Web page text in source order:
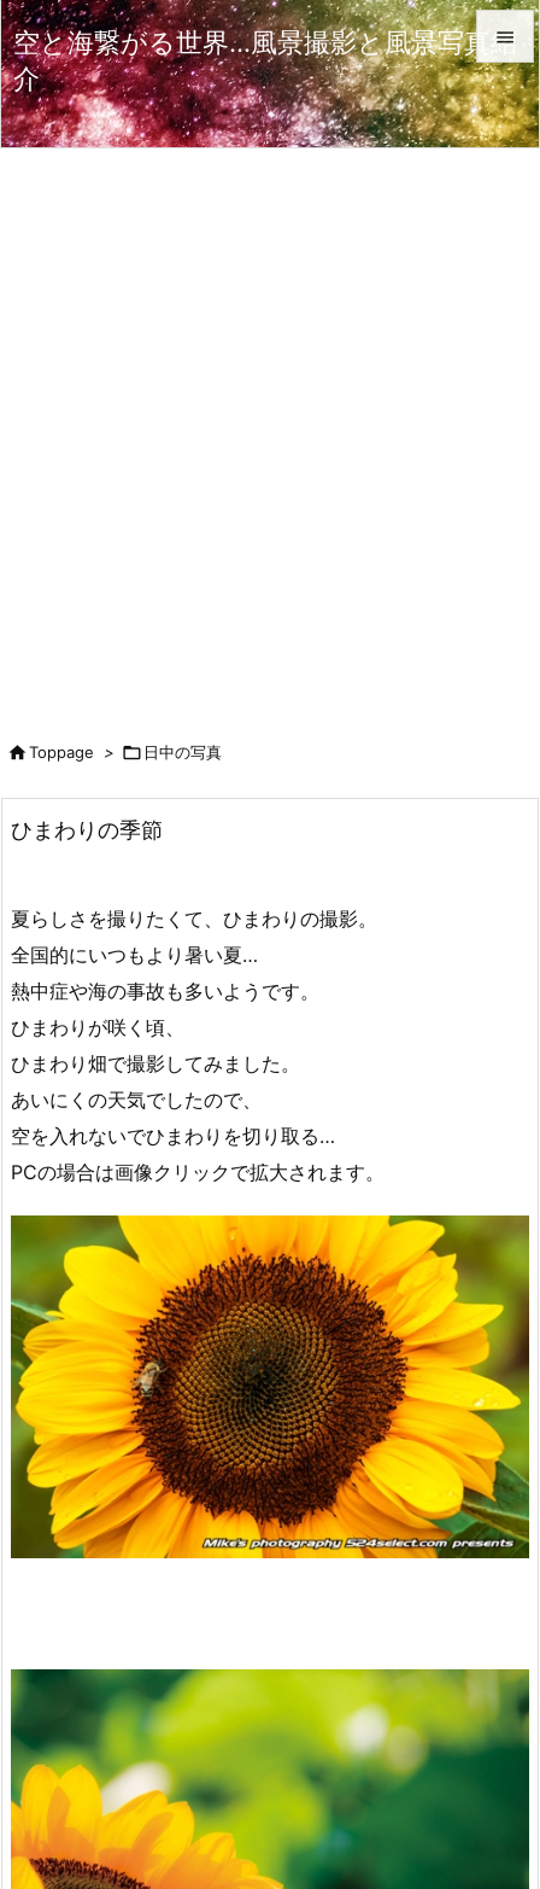
空と海繋がる世界…風景撮影と風景写真紹
介


メニュ

Toppage >  日中の写真
ひまわりの季節
夏らしさを撮りたくて、ひまわりの撮影。
全国的にいつもより暑い夏…
熱中症や海の事故も多いようです。
ひまわりが咲く頃、
ひまわり畑で撮影してみました。
あいにくの天気でしたので、
空を入れないでひまわりを切り取る…
PCの場合は画像クリックで拡大されます。